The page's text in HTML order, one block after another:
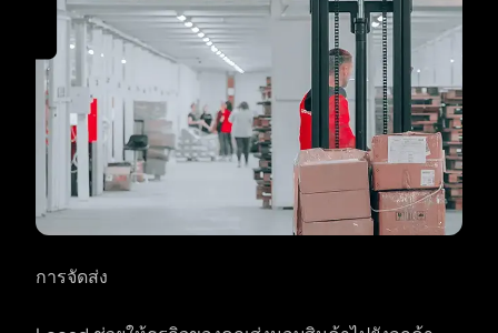
การจัดส่ง